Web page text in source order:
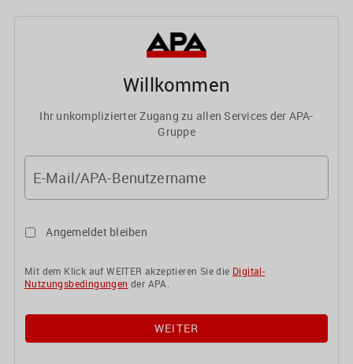
Willkommen
Ihr unkomplizierter Zugang zu allen Services der APA-
Gruppe
E-Mail/APA-Benutzername
Angemeldet bleiben
Mit dem Klick auf WEITER akzeptieren Sie die Digital-
Nutzungsbedingungen der APA.